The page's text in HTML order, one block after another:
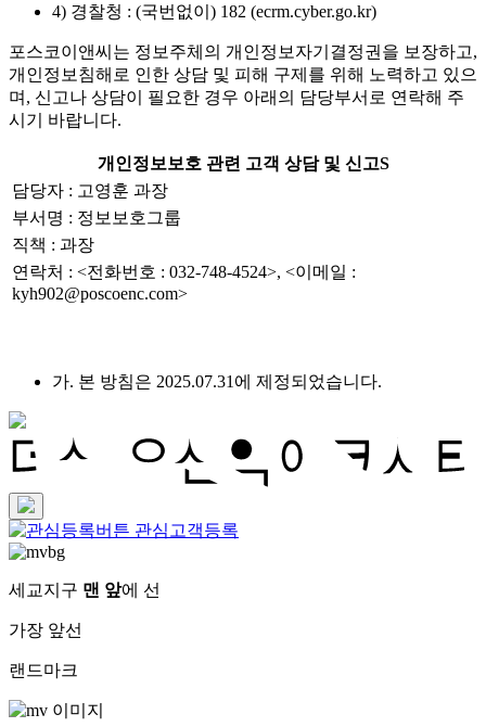
4) 경찰청 : (국번없이) 182 (ecrm.cyber.go.kr)
포스코이앤씨는 정보주체의 개인정보자기결정권을 보장하고,
개인정보침해로 인한 상담 및 피해 구제를 위해 노력하고 있으
며, 신고나 상담이 필요한 경우 아래의 담당부서로 연락해 주
시기 바랍니다.
개인정보보호 관련 고객 상담 및 신고S
담당자 : 고영훈 과장
부서명 : 정보보호그룹
직책 : 과장
연락처 : <전화번호 : 032-748-4524>, <이메일 :
kyh902@poscoenc.com>
가. 본 방침은 2025.07.31에 제정되었습니다.
관심고객등록
세교지구 맨 앞에 선
가장 앞선
랜드마크